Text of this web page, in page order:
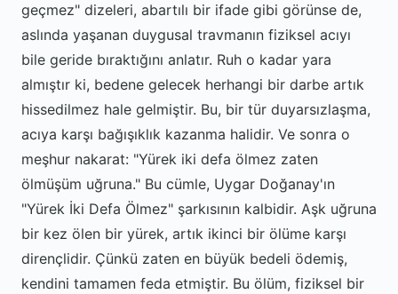
geçmez" dizeleri, abartılı bir ifade gibi görünse de,
aslında yaşanan duygusal travmanın fiziksel acıyı
bile geride bıraktığını anlatır. Ruh o kadar yara
almıştır ki, bedene gelecek herhangi bir darbe artık
hissedilmez hale gelmiştir. Bu, bir tür duyarsızlaşma,
acıya karşı bağışıklık kazanma halidir. Ve sonra o
meşhur nakarat: "Yürek iki defa ölmez zaten
ölmüşüm uğruna." Bu cümle, Uygar Doğanay'ın
"Yürek İki Defa Ölmez" şarkısının kalbidir. Aşk uğruna
bir kez ölen bir yürek, artık ikinci bir ölüme karşı
dirençlidir. Çünkü zaten en büyük bedeli ödemiş,
kendini tamamen feda etmiştir. Bu ölüm, fiziksel bir